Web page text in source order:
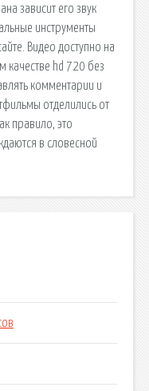
зависит его звук
инструменты
Видео доступно на
качестве hd 720 без
комментарии и
отделились от
правило, это
в словесной